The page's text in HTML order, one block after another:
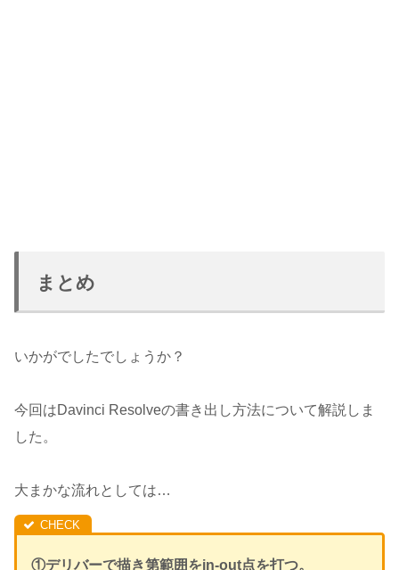
まとめ
いかがでしたでしょうか？
今回はDavinci Resolveの書き出し方法について解説しま
した。
大まかな流れとしては…
①デリバーで描き第範囲をin-out点を打つ。